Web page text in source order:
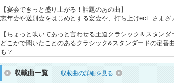
【宴会できっと盛り上がる！話題のあの曲】
忘年会や送別会をはじめとする宴会や、打ち上げect. さまざ
【ちょっと吹いてあっと言わせる王道クラシック＆スタンダ
どこかで聞いたことのあるクラシック&スタンダードの定
も？
収載曲一覧 収載曲の詳細を見る